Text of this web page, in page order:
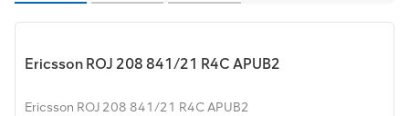
Ericsson ROJ 208 841/21 R4C APUB2
Ericsson ROJ 208 841/21 R4C APUB2